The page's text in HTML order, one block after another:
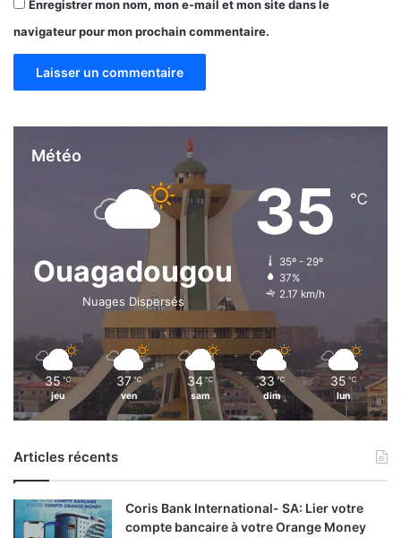
Enregistrer mon nom, mon e-mail et mon site dans le
navigateur pour mon prochain commentaire.
Météo
Ouagadougou
Nuages Dispersés
35 ℃
35º - 29º
37%
2.17 km/h
35 ℃
jeu
37 ℃
ven
34 ℃
sam
33 ℃
dim
35 ℃
lun
Articles récents
Coris Bank International- SA: Lier votre
compte bancaire à votre Orange Money